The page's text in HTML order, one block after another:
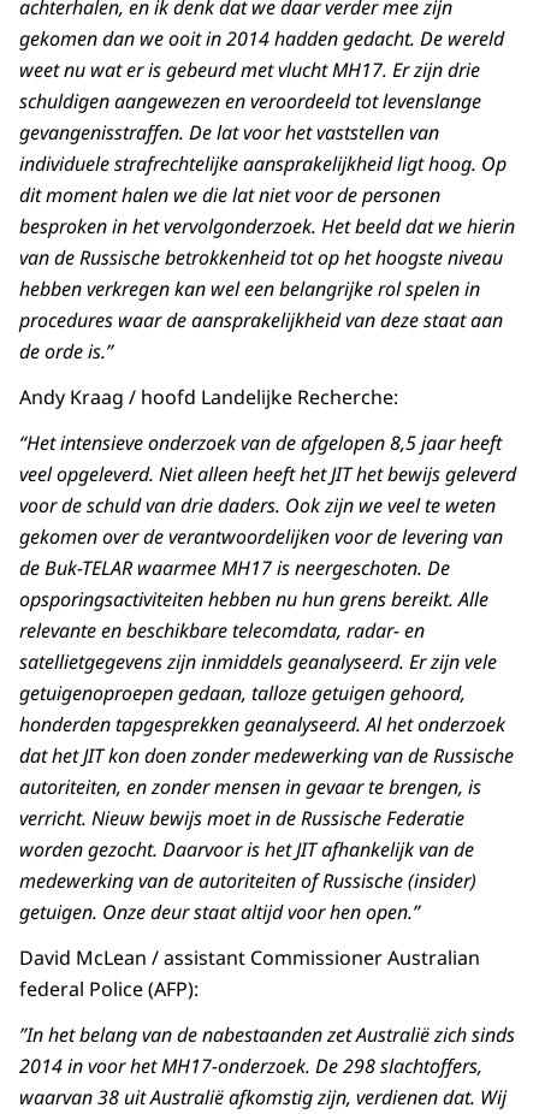
achterhalen, en ik denk dat we daar verder mee zijn
gekomen dan we ooit in 2014 hadden gedacht. De wereld
weet nu wat er is gebeurd met vlucht MH17. Er zijn drie
schuldigen aangewezen en veroordeeld tot levenslange
gevangenisstraffen. De lat voor het vaststellen van
individuele strafrechtelijke aansprakelijkheid ligt hoog. Op
dit moment halen we die lat niet voor de personen
besproken in het vervolgonderzoek. Het beeld dat we hierin
van de Russische betrokkenheid tot op het hoogste niveau
hebben verkregen kan wel een belangrijke rol spelen in
procedures waar de aansprakelijkheid van deze staat aan
de orde is.”
Andy Kraag / hoofd Landelijke Recherche:
“Het intensieve onderzoek van de afgelopen 8,5 jaar heeft
veel opgeleverd. Niet alleen heeft het JIT het bewijs geleverd
voor de schuld van drie daders. Ook zijn we veel te weten
gekomen over de verantwoordelijken voor de levering van
de Buk-TELAR waarmee MH17 is neergeschoten. De
opsporingsactiviteiten hebben nu hun grens bereikt. Alle
relevante en beschikbare telecomdata, radar- en
satellietgegevens zijn inmiddels geanalyseerd. Er zijn vele
getuigenoproepen gedaan, talloze getuigen gehoord,
honderden tapgesprekken geanalyseerd. Al het onderzoek
dat het JIT kon doen zonder medewerking van de Russische
autoriteiten, en zonder mensen in gevaar te brengen, is
verricht. Nieuw bewijs moet in de Russische Federatie
worden gezocht. Daarvoor is het JIT afhankelijk van de
medewerking van de autoriteiten of Russische (insider)
getuigen. Onze deur staat altijd voor hen open.”
David McLean / assistant Commissioner Australian
federal Police (AFP):
”In het belang van de nabestaanden zet Australië zich sinds
2014 in voor het MH17-onderzoek. De 298 slachtoffers,
waarvan 38 uit Australië afkomstig zijn, verdienen dat. Wij